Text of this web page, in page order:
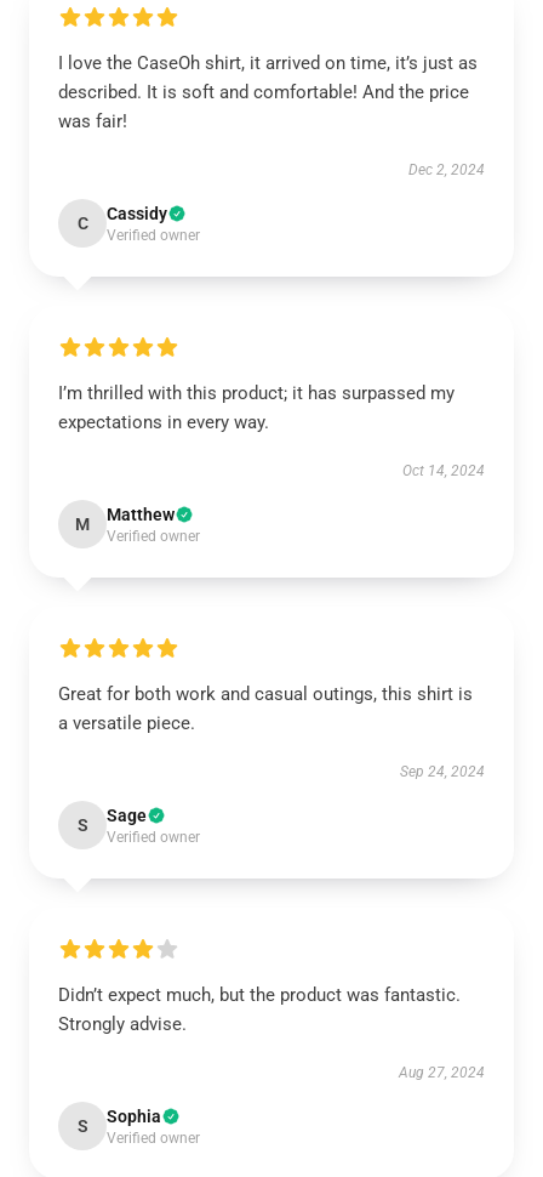
I love the CaseOh shirt, it arrived on time, it’s just as
described. It is soft and comfortable! And the price
was fair!
Dec 2, 2024
C Cassidy
Verified owner
I’m thrilled with this product; it has surpassed my
expectations in every way.
Oct 14, 2024
M Matthew
Verified owner
Great for both work and casual outings, this shirt is
a versatile piece.
Sep 24, 2024
S Sage
Verified owner
Didn’t expect much, but the product was fantastic.
Strongly advise.
Aug 27, 2024
S Sophia
Verified owner